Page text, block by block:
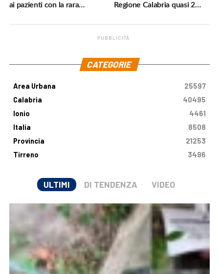
ai pazienti con la rara
Regione Calabria quasi 2
PUBBLICITÀ
CATEGORIE
Area Urbana
25597
Calabria
40495
Ionio
4461
Italia
8508
Provincia
21253
Tirreno
3496
ULTIMI DI TENDENZA VIDEO